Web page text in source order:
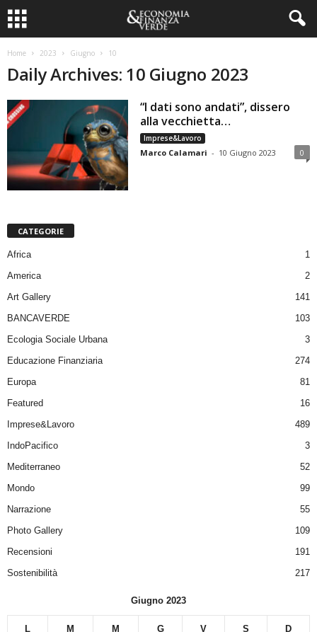
Home 2023 Giugno 10
Daily Archives: 10 Giugno 2023
“I dati sono andati”, dissero
alla vecchietta…
Imprese&Lavoro
Marco Calamari - 10 Giugno 2023 0
CATEGORIE
Africa
1
America
2
Art Gallery
141
BANCAVERDE
103
Ecologia Sociale Urbana
3
Educazione Finanziaria
274
Europa
81
Featured
16
Imprese&Lavoro
489
IndoPacifico
3
Mediterraneo
52
Mondo
99
Narrazione
55
Photo Gallery
109
Recensioni
191
Sostenibilità
217
Giugno 2023
L M M G V S D